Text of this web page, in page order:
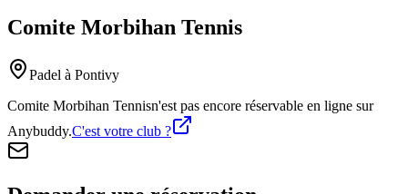
Comite Morbihan Tennis
Padel à Pontivy
Comite Morbihan Tennisn'est pas encore réservable en ligne sur
Anybuddy.C'est votre club ?